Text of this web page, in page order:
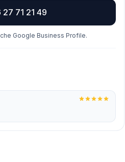
27 71 21 49
Google Business Profile.